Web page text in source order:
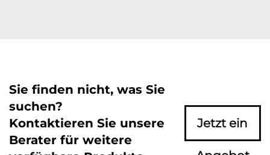
Sie finden nicht, was Sie
suchen?
Kontaktieren Sie unsere
Berater für weitere
Jetzt ein